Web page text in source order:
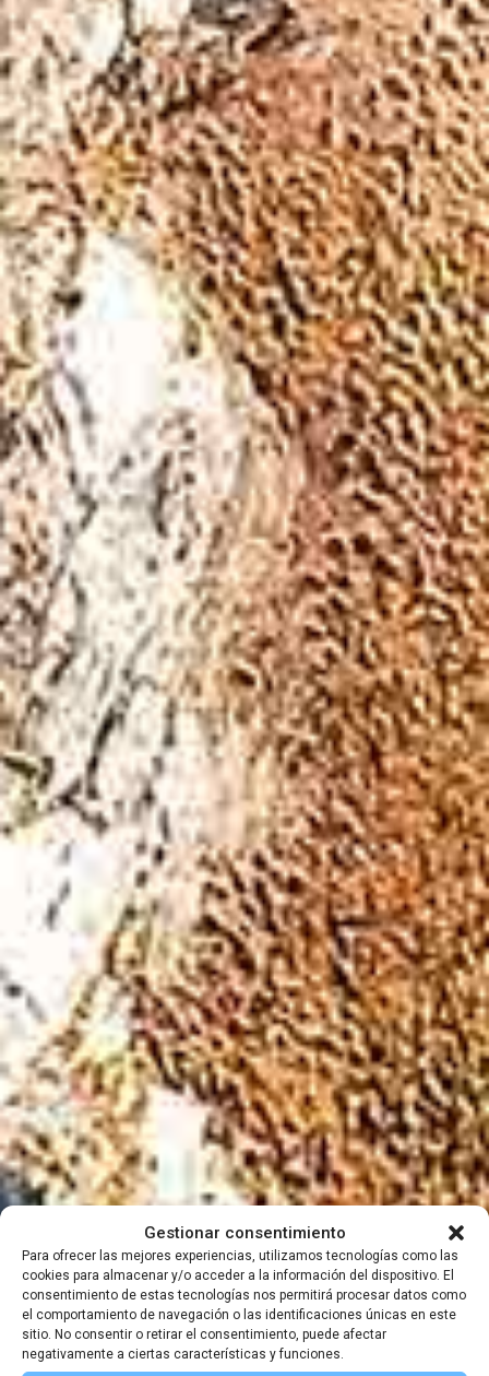
Gestionar consentimiento
Para ofrecer las mejores experiencias, utilizamos tecnologías como las
cookies para almacenar y/o acceder a la información del dispositivo. El
consentimiento de estas tecnologías nos permitirá procesar datos como
el comportamiento de navegación o las identificaciones únicas en este
sitio. No consentir o retirar el consentimiento, puede afectar
negativamente a ciertas características y funciones.
Exploramos el
mundo,
compartimos su